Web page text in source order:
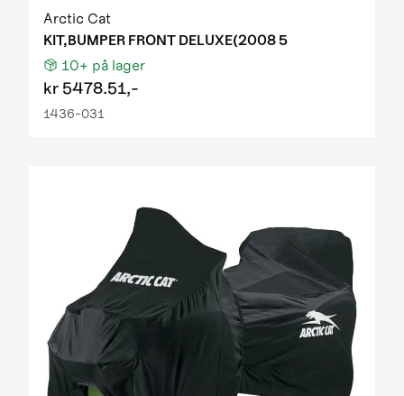
Arctic Cat
KIT,BUMPER FRONT DELUXE(2008 5
10+ på lager
kr 5478.51,-
1436-031